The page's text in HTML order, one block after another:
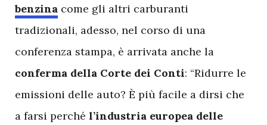
benzina come gli altri carburanti
tradizionali, adesso, nel corso di una
conferenza stampa, è arrivata anche la
conferma della Corte dei Conti: “Ridurre le
emissioni delle auto? È più facile a dirsi che
a farsi perché l’industria europea delle